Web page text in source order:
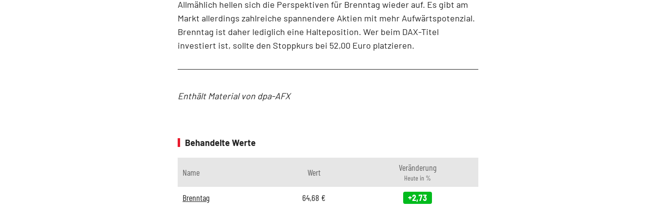
Allmählich hellen sich die Perspektiven für Brenntag wieder auf. Es gibt am
Markt allerdings zahlreiche spannendere Aktien mit mehr Aufwärtspotenzial.
Brenntag ist daher lediglich eine Halteposition. Wer beim DAX-Titel
investiert ist, sollte den Stoppkurs bei 52,00 Euro platzieren.
Enthält Material von dpa-AFX
Behandelte Werte
Name Wert Veränderung
Heute in %
Brenntag 64,68 € +2,73